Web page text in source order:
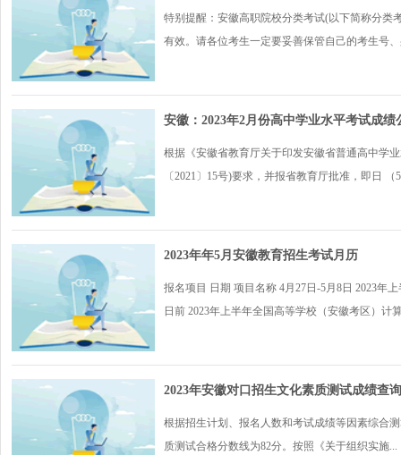
特别提醒：安徽高职院校分类考试(以下简称分类
有效。请各位考生一定要妥善保管自己的考生号
安徽：2023年2月份高中学业水平考试成绩
根据《安徽省教育厅关于印发安徽省普通高中学
〔2021〕15号)要求，并报省教育厅批准，即日 （
2023年年5月安徽教育招生考试月历
报名项目 日期 项目名称 4月27日-5月8日 2023年
日前 2023年上半年全国高等学校（安徽考区）计
2023年安徽对口招生文化素质测试成绩查
根据招生计划、报名人数和考试成绩等因素综合
质测试合格分数线为82分。按照《关于组织实施...